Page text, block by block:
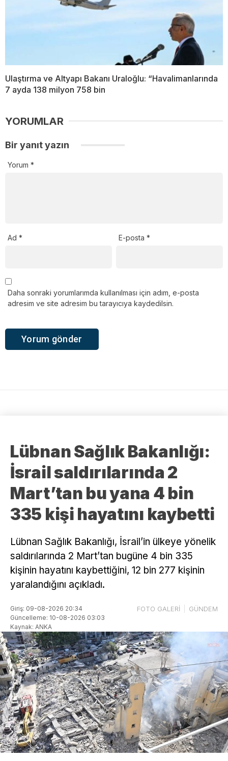
Ulaştırma ve Altyapı Bakanı Uraloğlu: “Havalimanlarında
7 ayda 138 milyon 758 bin
YORUMLAR
Bir yanıt yazın
Yorum *
Ad * E-posta*
Daha sonraki yorumlarımda kullanılması için adım, e-posta
adresim ve site adresim bu tarayıcıya kaydedilsin.
Lübnan Sağlık Bakanlığı:
İsrail saldırılarında 2
Mart’tan bu yana 4 bin
335 kişi hayatını kaybetti
Lübnan Sağlık Bakanlığı, İsrail’in ülkeye yönelik
saldırılarında 2 Mart’tan bugüne 4 bin 335
kişinin hayatını kaybettiğini, 12 bin 277 kişinin
yaralandığını açıkladı.
Giriş: 09-08-2026 20:34
Güncelleme: 10-08-2026 03:03
Kaynak: ANKA
FOTO GALERİ GÜNDEM